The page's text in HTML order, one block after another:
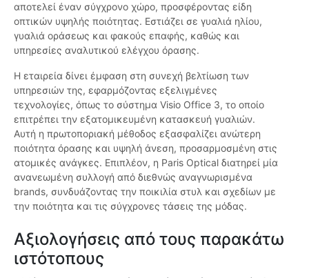
αποτελεί έναν σύγχρονο χώρο, προσφέροντας είδη
οπτικών υψηλής ποιότητας. Εστιάζει σε γυαλιά ηλίου,
γυαλιά οράσεως και φακούς επαφής, καθώς και
υπηρεσίες αναλυτικού ελέγχου όρασης.
Η εταιρεία δίνει έμφαση στη συνεχή βελτίωση των
υπηρεσιών της, εφαρμόζοντας εξελιγμένες
τεχνολογίες, όπως το σύστημα Visio Office 3, το οποίο
επιτρέπει την εξατομικευμένη κατασκευή γυαλιών.
Αυτή η πρωτοποριακή μέθοδος εξασφαλίζει ανώτερη
ποιότητα όρασης και υψηλή άνεση, προσαρμοσμένη στις
ατομικές ανάγκες. Επιπλέον, η Paris Optical διατηρεί μία
ανανεωμένη συλλογή από διεθνώς αναγνωρισμένα
brands, συνδυάζοντας την ποικιλία στυλ και σχεδίων με
την ποιότητα και τις σύγχρονες τάσεις της μόδας.
Αξιολογήσεις από τους παρακάτω
ιστότοπους